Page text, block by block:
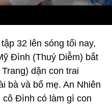
tập 32 lên sóng tối nay,
Đình (Thuý Diễm) bắt
dặn con trai
bà và bố mẹ. An Nhiên
cô Đình có làm gì con